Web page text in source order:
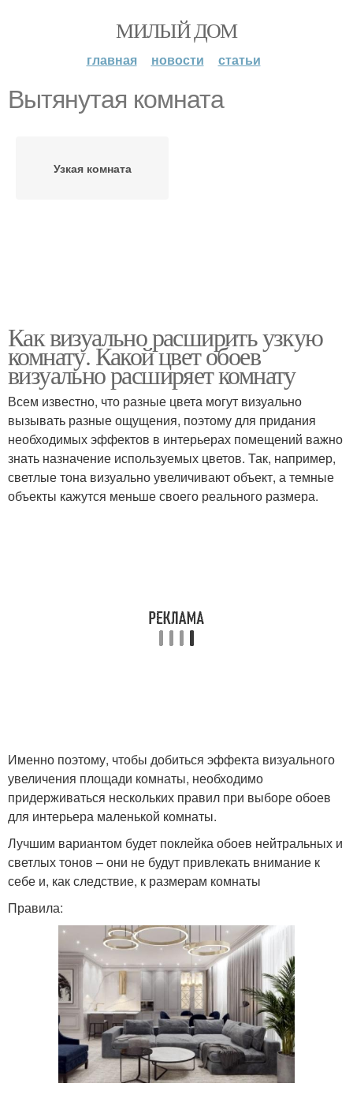
МИЛЫЙ ДОМ
главная новости статьи
Вытянутая комната
Узкая комната
Как визуально расширить узкую
комнату. Какой цвет обоев
визуально расширяет комнату
Всем известно, что разные цвета могут визуально
вызывать разные ощущения, поэтому для придания
необходимых эффектов в интерьерах помещений важно
знать назначение используемых цветов. Так, например,
светлые тона визуально увеличивают объект, а темные
объекты кажутся меньше своего реального размера.
Именно поэтому, чтобы добиться эффекта визуального
увеличения площади комнаты, необходимо
придерживаться нескольких правил при выборе обоев
для интерьера маленькой комнаты.
Лучшим вариантом будет поклейка обоев нейтральных и
светлых тонов – они не будут привлекать внимание к
себе и, как следствие, к размерам комнаты
Правила: